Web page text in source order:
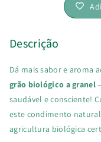
Bio
Descrição
Dá mais sabor e aroma
grão biológico a granel
saudável e consciente!
este condimento
agricultura biológica